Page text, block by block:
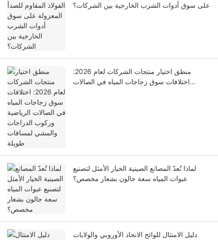
على سوق أدوات الشرب الخارجية بين الشركات؟
منطق اختيار منتجات الشركات لعام 2026:
اختلافات سوق زجاجات المياه في الصالات
لماذا تُعدّ المصانع الصينية الخيار الأمثل لتصنيع
عبوات المياه سعة جالون بشعار مخصص؟
دليل الامتثال للوائح الاتحاد الأوروبي والولايات